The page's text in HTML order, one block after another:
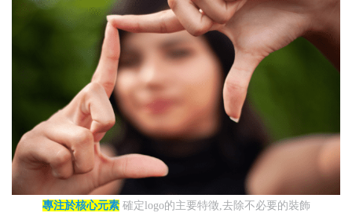
專注於核心元素確定logo的主要特徵,去除不必要的裝飾